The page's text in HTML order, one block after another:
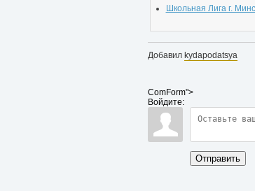
Школьная Лига г.
Добавил kydapodatsya
ComForm">
Войдите:
Отправить